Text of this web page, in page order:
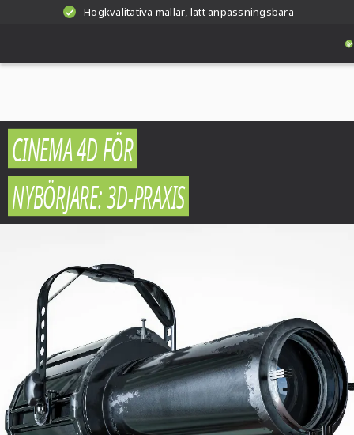
Högkvalitativa mallar, lätt anpassningsbara
CINEMA 4D FÖR
NYBÖRJARE: 3D-PRAXIS